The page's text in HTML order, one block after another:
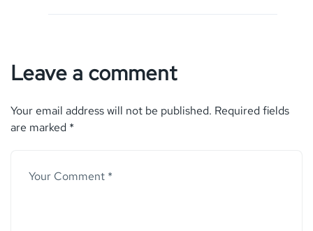
Leave a comment
Your email address will not be published. Required fields
are marked *